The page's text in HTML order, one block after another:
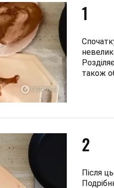
1
також
2
Після